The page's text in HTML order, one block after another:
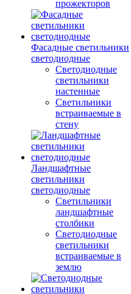
прожекторов
Фасадные светильники
светодиодные
Светодиодные
светильники
настенные
Светильники
встраиваемые в
стену
Ландшафтные
светильники
светодиодные
Светильники
ландшафтные
столбики
Светодиодные
светильники
встраиваемые в
землю